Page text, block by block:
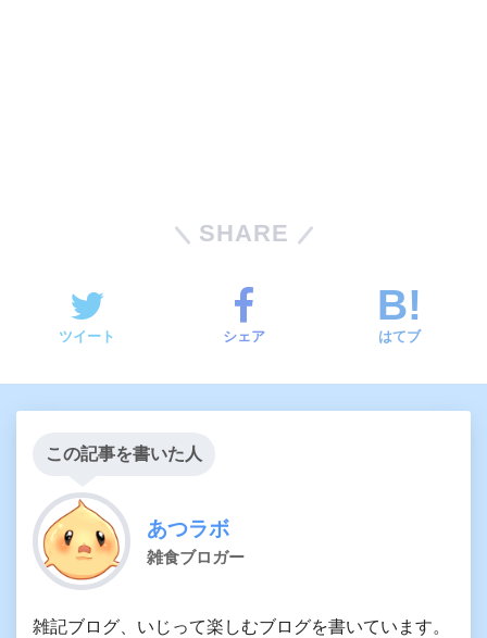
SHARE
ツイート シェア はてブ
この記事を書いた人
あつラボ
雑食ブロガー
雑記ブログ、いじって楽しむブログを書いています。